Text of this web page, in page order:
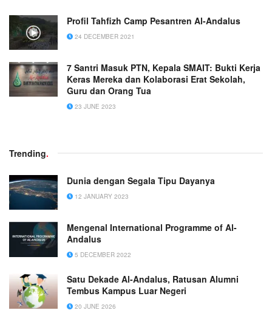
Profil Tahfizh Camp Pesantren Al-Andalus
24 DECEMBER 2021
7 Santri Masuk PTN, Kepala SMAIT: Bukti Kerja
Keras Mereka dan Kolaborasi Erat Sekolah,
Guru dan Orang Tua
23 JUNE 2023
Trending.
Dunia dengan Segala Tipu Dayanya
12 JANUARY 2023
Mengenal International Programme of Al-
Andalus
5 DECEMBER 2022
Satu Dekade Al-Andalus, Ratusan Alumni
Tembus Kampus Luar Negeri
20 JUNE 2026